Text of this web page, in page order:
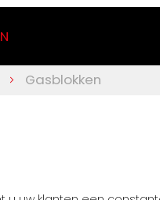
Gasblokken